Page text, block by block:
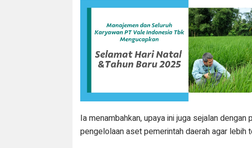
Ia menambahkan, upaya ini juga sejalan
pengelolaan aset pemerintah daerah agar lebih